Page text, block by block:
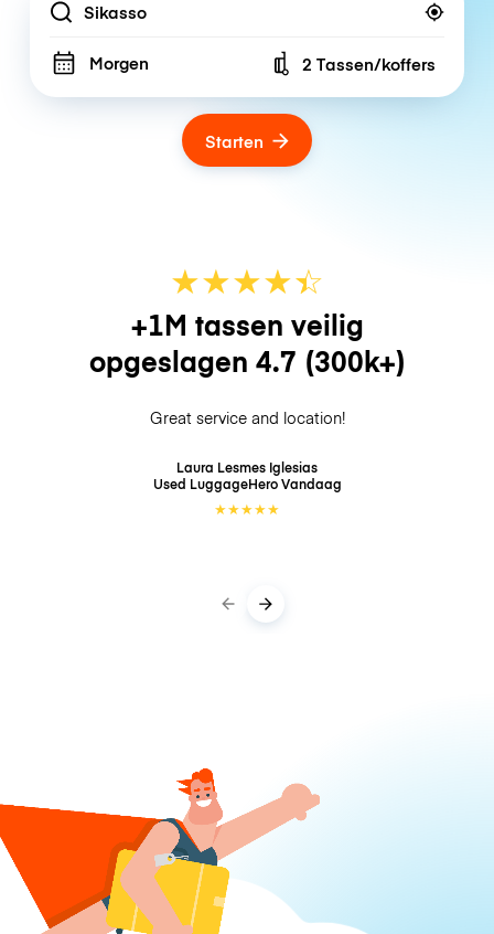
Location
Morgen Number of bags
2 Tassen/koffers
Starten
★★★★☆
★
+1M tassen veilig
opgeslagen 4.7 (300k+)
Great service and location!
Laura Lesmes Iglesias
Used LuggageHeroVandaag
★★★★★